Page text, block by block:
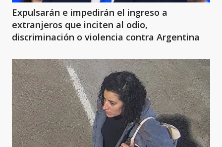
Expulsarán e impedirán el ingreso a
extranjeros que inciten al odio,
discriminación o violencia contra Argentina